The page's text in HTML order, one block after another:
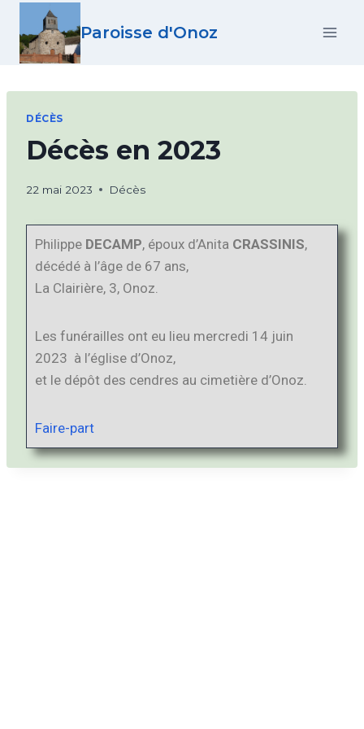
Paroisse d'Onoz
DÉCÈS
Décès en 2023
22 mai 2023 Décès
Philippe DECAMP, époux d’Anita CRASSINIS,
décédé à l’âge de 67 ans,
La Clairière, 3, Onoz.
Les funérailles ont eu lieu mercredi 14 juin
2023 à l’église d’Onoz,
et le dépôt des cendres au cimetière d’Onoz.
Faire-part